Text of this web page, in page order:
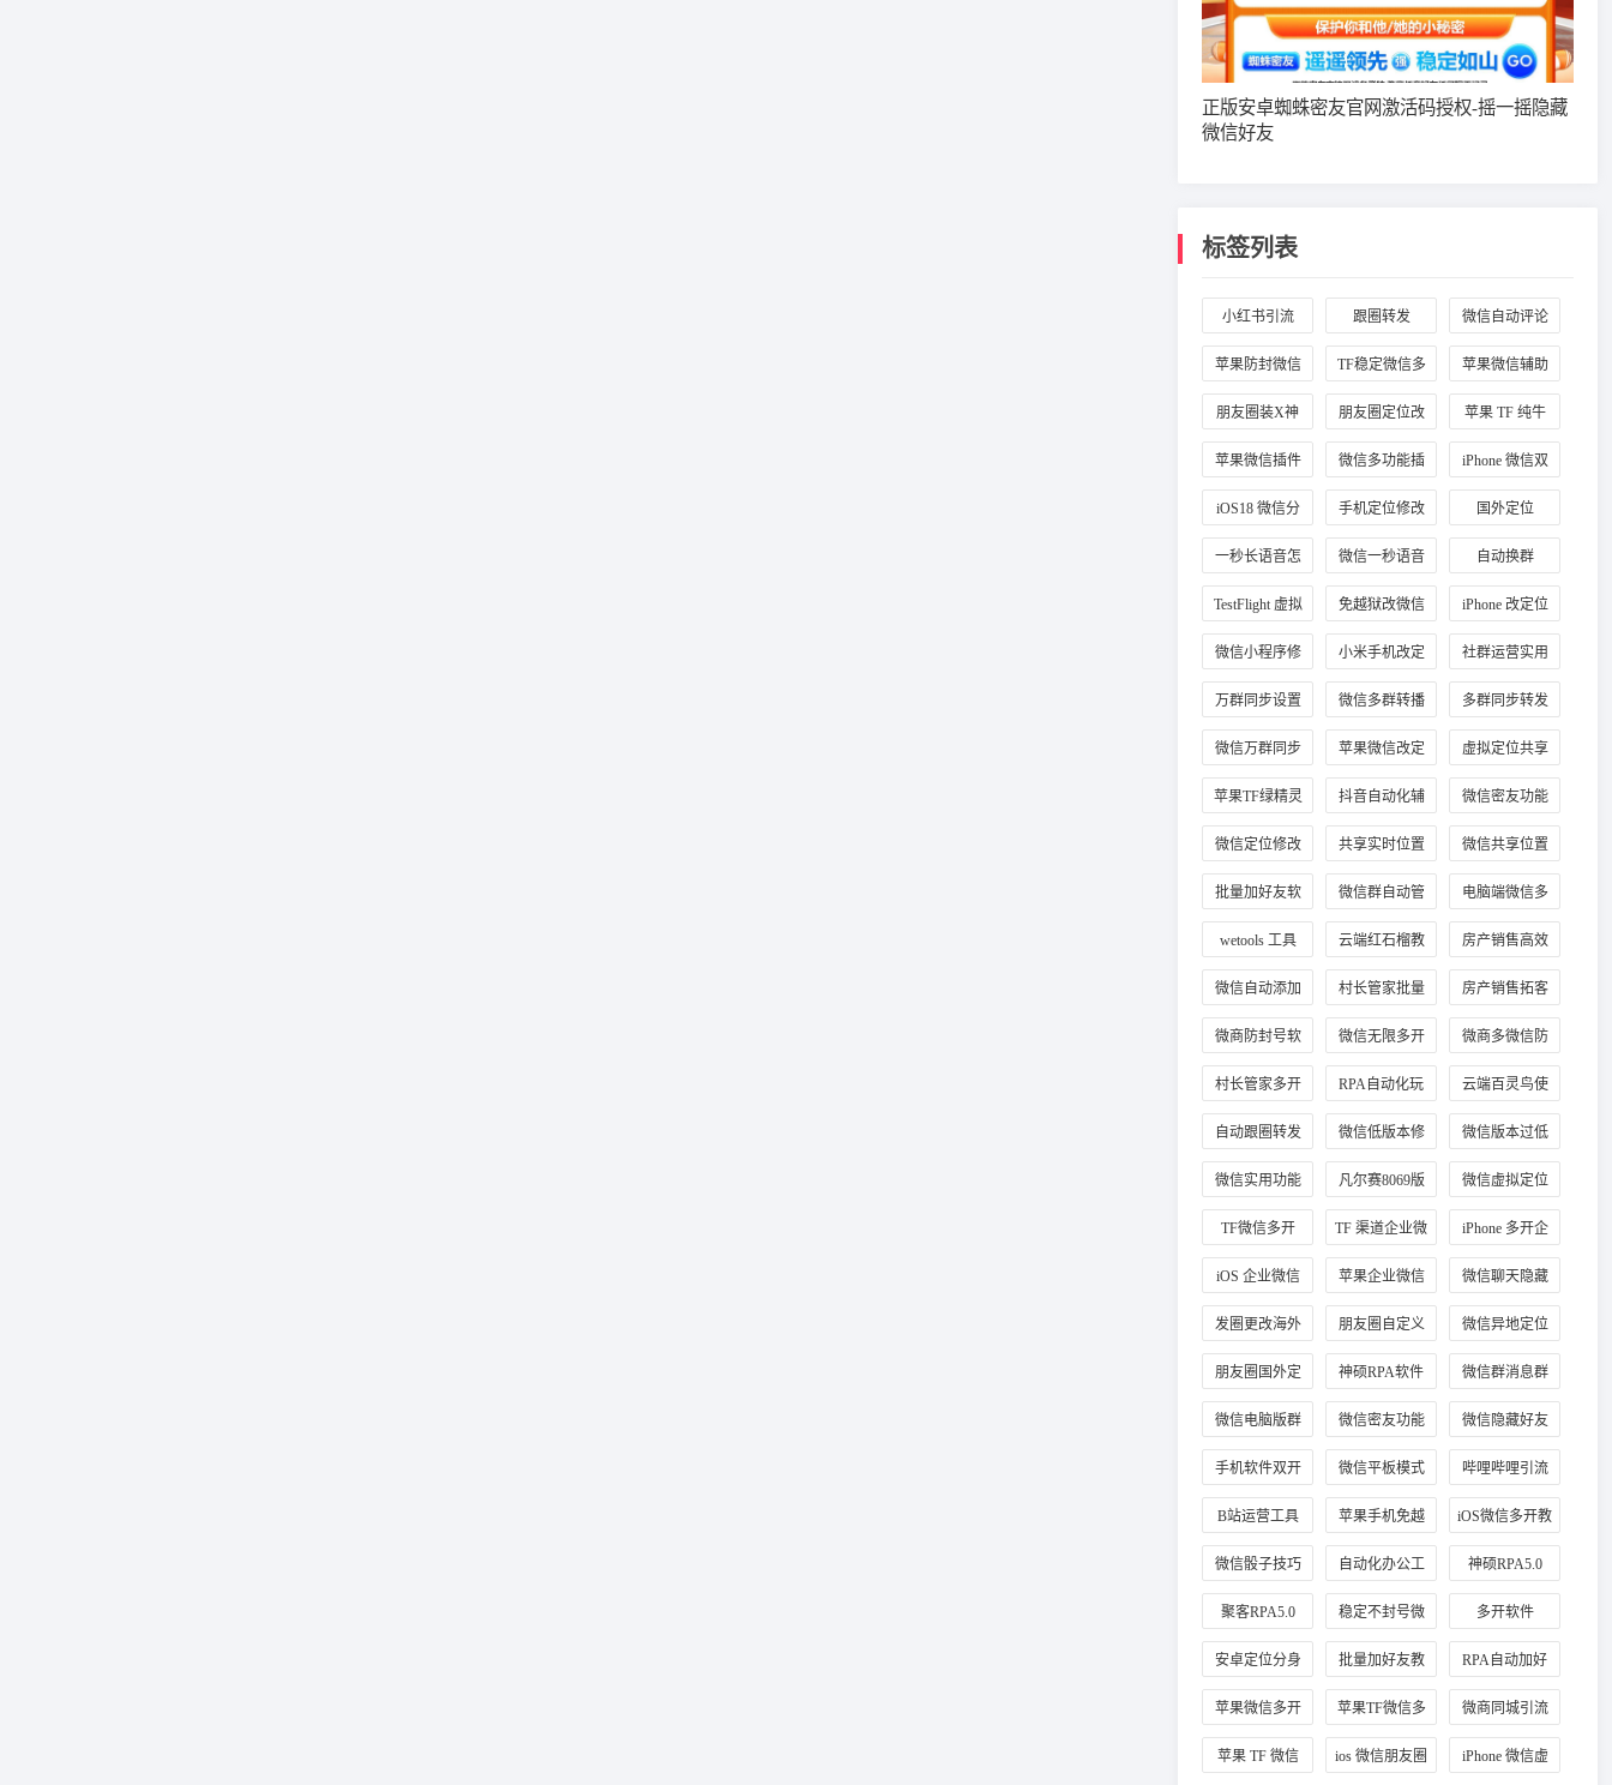
正版安卓蜘蛛密友官网激活码授权-摇一摇隐藏
微信好友
标签列表
小红书引流 跟圈转发 微信自动评论
苹果防封微信
插件
TF稳定微信多
开
苹果微信辅助
朋友圈装X神
器
朋友圈定位改
国外
苹果 TF 纯牛
马
苹果微信插件
推荐
微信多功能插
件
iPhone 微信双
开
iOS18 微信分
身
手机定位修改 国外定位
一秒长语音怎 微信一秒语音 自动换群
TestFlight 虚拟
定位
免越狱改微信
定位
iPhone 改定位
微信小程序修
改定位
小米手机改定
位
社群运营实用
工具
万群同步设置
教程
微信多群转播 多群同步转发
微信万群同步 苹果微信改定
位
虚拟定位共享
位置
苹果TF绿精灵 抖音自动化辅
助工具
微信密友功能
使用
微信定位修改
方法
共享实时位置
修改技巧
微信共享位置
改定位
批量加好友软 微信群自动管 电脑端微信多
开
wetools 工具 云端红石榴教
程
房产销售高效
加客源
微信自动添加
客户好友
村长管家批量
加手机号
房产销售拓客
工具
微商防封号软
件推荐
微信无限多开
正版
微商多微信防
封工具
村长管家多开 RPA自动化玩
法
云端百灵鸟使
用教程
自动跟圈转发
技巧
微信低版本修
复教程
微信版本过低
登录
微信实用功能
插件
凡尔赛8069版
本
微信虚拟定位
工具
TF微信多开 TF 渠道企业微
信分身
iPhone 多开企
业微信
iOS 企业微信
多开教程
苹果企业微信
分身
微信聊天隐藏
方法
发圈更改海外
定位方法
朋友圈自定义
海外地址
微信异地定位
修改
朋友圈国外定
位教程
神硕RPA软件
应用
微信群消息群
发教程
微信电脑版群
发
微信密友功能
介绍
微信隐藏好友
教程
手机软件双开 微信平板模式 哔哩哔哩引流
技巧
B站运营工具 苹果手机免越
狱玩法
iOS微信多开教
微信骰子技巧 自动化办公工
具
神硕RPA5.0
聚客RPA5.0 稳定不封号微
信多开
多开软件
安卓定位分身 批量加好友教
程
RPA自动加好
友
苹果微信多开
稳定版
苹果TF微信多
开
微商同城引流
定位技巧
苹果 TF 微信 ios 微信朋友圈 iPhone 微信虚